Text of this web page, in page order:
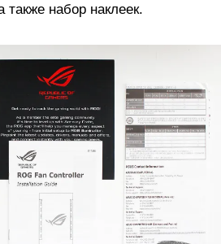
набор наклеек.